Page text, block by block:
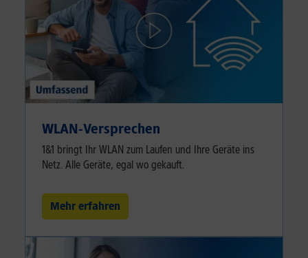
WLAN-Versprechen
1&1 bringt Ihr WLAN zum Laufen und Ihre Geräte ins
Netz. Alle Geräte, egal wo gekauft.
Mehr erfahren